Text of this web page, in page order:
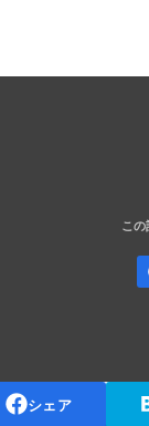
シェア